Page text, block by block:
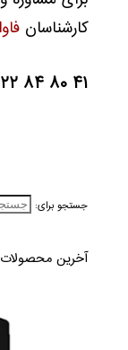
کارشناسان
۴۱ ۸۰ ۸۴ ۲۲ – ۰۲۱
جستجو برای:
آخرین محصولات